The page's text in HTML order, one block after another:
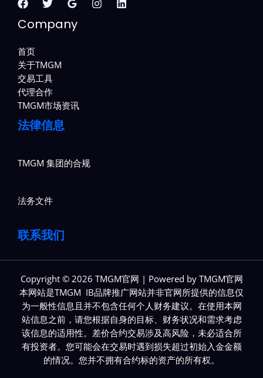
Company
首页
关于TMGM
交易工具
代理合作
TMGM市场资讯
法律信息
TMGM 集团的合规
法务文件
联系我们
Copyright © 2026 TMGM官网 | Powered by TMGM官网
本网站是TMGM IB品牌推广网站并非官网所提供的信息仅
为一般性信息且并不包含任何个人财务建议。在使用本网
站信息之前，请您根据自身的目标、财务状况和需求考虑
该信息的适用性。差价合约交易涉及高风险，未必适合所
有投资者。您可能会在交易时遇到损失超过初始入金金额
的情况。您并不拥有合约标的资产的所有权。